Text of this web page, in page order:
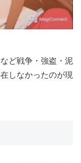
ど戦争・強盗・泥
しなかったのが現